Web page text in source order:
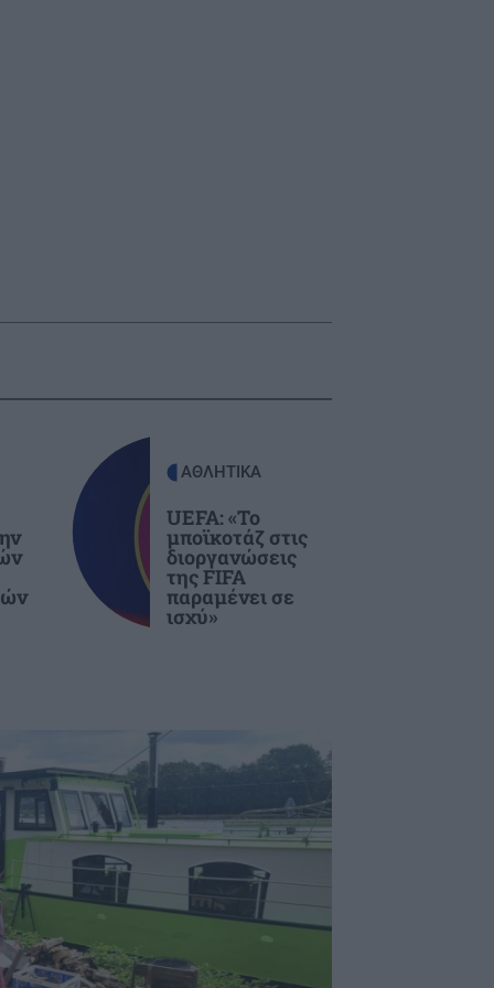
ΑΘΛΗΤΙΚΑ
UEFA: «Το
μποϊκοτάζ στις
διοργανώσεις
της FIFA
παραμένει σε
ισχύ»